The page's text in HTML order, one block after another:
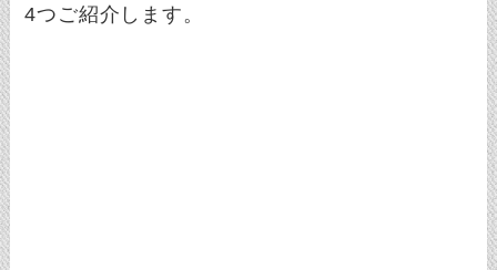
4つご紹介します。